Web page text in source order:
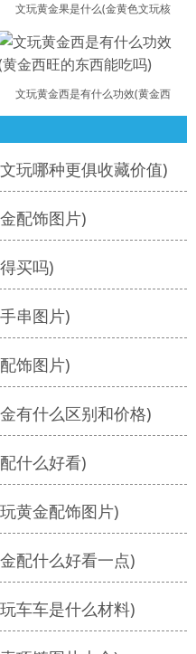
文玩黄金果是什么(金黄色文玩核
文玩黄金西是有什么功效(黄金西
玩哪种更俱收藏价值)
配饰图片)
买吗)
串图片)
饰图片)
有什么区别和价格)
什么好看)
黄金配饰图片)
配什么好看一点)
车车是什么材料)